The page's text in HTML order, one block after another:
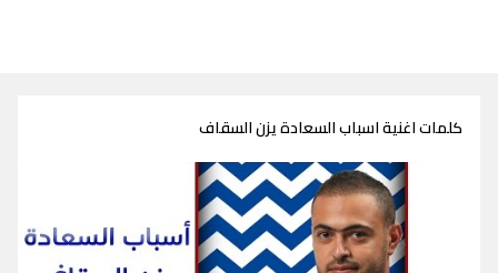
كلمات اغنية اسباب السعادة يزن السقاف